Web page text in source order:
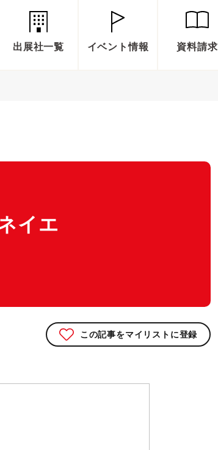
出展社一覧 イベント情報 資料請求
イエ
この記事をマイリストに登録